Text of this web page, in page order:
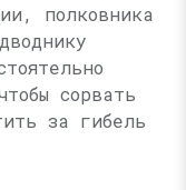
полковника
сорвать
за гибель